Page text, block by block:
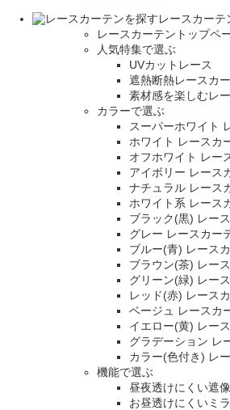
レースカーテ
レースカーテントップペ
人気特集で選ぶ
UVカットレース
遮熱断熱レースカ
素材感を楽しむレ
カラーで選ぶ
スーパーホワイト
ホワイト レースカ
オフホワイト レー
アイボリー レース
ナチュラル レース
ホワイト系 レース
ブラック(黒) レー
グレー レースカー
ブルー(青) レース
ブラウン(茶) レー
グリーン(緑) レー
レッド(赤) レース
ベージュ レースカ
イエロー(黄) レー
グラデーション レ
カラー(色付き) レ
機能で選ぶ
昼夜透けにくい遮
お昼透けにくいミ